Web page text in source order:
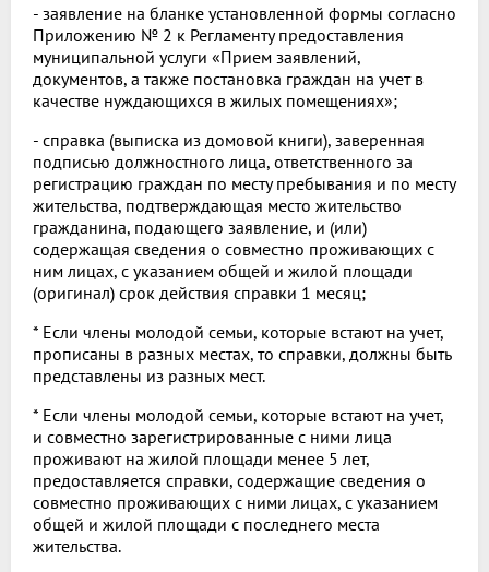
- заявление на бланке установленной формы согласно
Приложению № 2 к Регламенту предоставления
муниципальной услуги «Прием заявлений,
документов, а также постановка граждан на учет в
качестве нуждающихся в жилых помещениях»;
- справка (выписка из домовой книги), заверенная
подписью должностного лица, ответственного за
регистрацию граждан по месту пребывания и по месту
жительства, подтверждающая место жительство
гражданина, подающего заявление, и (или)
содержащая сведения о совместно проживающих с
ним лицах, с указанием общей и жилой площади
(оригинал) срок действия справки 1 месяц;
* Если члены молодой семьи, которые встают на учет,
прописаны в разных местах, то справки, должны быть
представлены из разных мест.
* Если члены молодой семьи, которые встают на учет,
и совместно зарегистрированные с ними лица
проживают на жилой площади менее 5 лет,
предоставляется справки, содержащие сведения о
совместно проживающих с ними лицах, с указанием
общей и жилой площади с последнего места
жительства.